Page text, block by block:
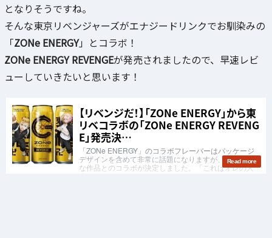
となりそうですね。
そんな東京リベンジャーズがエナジードリンクでお馴染みの
「ZONe ENERGY」とコラボ！
ZONe ENERGY REVENGEが発売されましたので、早速レビ
ューしていきたいと思います！